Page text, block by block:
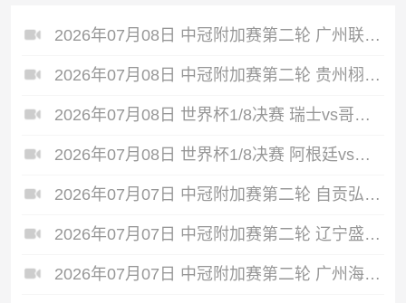
2026年07月08日 中冠附加赛第二轮 广州联增城澳体 VS 重庆瀚达 全场录像
2026年07月08日 中冠附加赛第二轮 贵州栩烽棠 VS 广州黄埔志诚 全场录像
2026年07月08日 世界杯1/8决赛 瑞士vs哥伦比亚 全场录像
2026年07月08日 世界杯1/8决赛 阿根廷vs埃及 全场录像
2026年07月07日 中冠附加赛第二轮 自贡弘祥电碳 VS 大连聚惺晟恒 全场录像
2026年07月07日 中冠附加赛第二轮 辽宁盛京新锐 VS 上海泽天 全场录像
2026年07月07日 中冠附加赛第二轮 广州海珠醒派 VS 吴川青年 全场录像